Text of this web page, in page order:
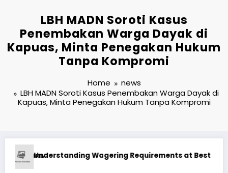
LBH MADN Soroti Kasus
Penembakan Warga Dayak di
Kapuas, Minta Penegakan Hukum
Tanpa Kompromi
Home
news
LBH MADN Soroti Kasus Penembakan Warga Dayak di
Kapuas, Minta Penegakan Hukum Tanpa Kompromi
Casino in Canada Real Money
1xbet Бонусные Предложения: Максимизация Вашего